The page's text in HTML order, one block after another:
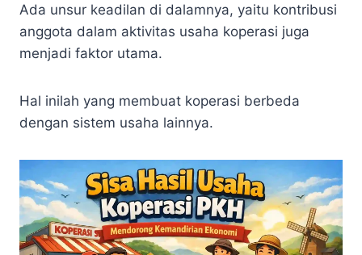
Ada unsur keadilan di dalamnya, yaitu kontribusi
anggota dalam aktivitas usaha koperasi juga
menjadi faktor utama.
Hal inilah yang membuat koperasi berbeda
dengan sistem usaha lainnya.